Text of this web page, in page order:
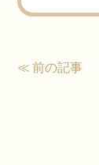
≪ 前の記事